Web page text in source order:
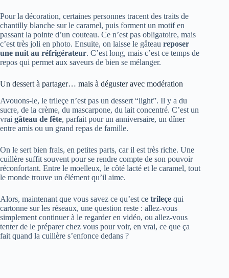
Pour la décoration, certaines personnes tracent des traits de
chantilly blanche sur le caramel, puis forment un motif en
passant la pointe d’un couteau. Ce n’est pas obligatoire, mais
c’est très joli en photo. Ensuite, on laisse le gâteau reposer
une nuit au réfrigérateur. C’est long, mais c’est ce temps de
repos qui permet aux saveurs de bien se mélanger.
Un dessert à partager… mais à déguster avec modération
Avouons-le, le trileçe n’est pas un dessert “light”. Il y a du
sucre, de la crème, du mascarpone, du lait concentré. C’est un
vrai gâteau de fête, parfait pour un anniversaire, un dîner
entre amis ou un grand repas de famille.
On le sert bien frais, en petites parts, car il est très riche. Une
cuillère suffit souvent pour se rendre compte de son pouvoir
réconfortant. Entre le moelleux, le côté lacté et le caramel, tout
le monde trouve un élément qu’il aime.
Alors, maintenant que vous savez ce qu’est ce trileçe qui
cartonne sur les réseaux, une question reste : allez-vous
simplement continuer à le regarder en vidéo, ou allez-vous
tenter de le préparer chez vous pour voir, en vrai, ce que ça
fait quand la cuillère s’enfonce dedans ?